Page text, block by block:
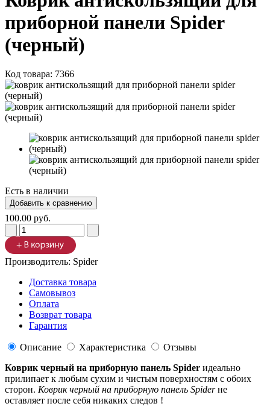
приборной панели Spider
(черный)
Код товара: 7366
Есть в наличии
100.00 руб.
Производитель: Spider
Доставка товара
Самовывоз
Оплата
Возврат товара
Гарантия
Описание Характеристика
Отзывы
Коврик черный на приборную панель Spider идеально
прилипает к любым сухим и чистым поверхностям с обоих
сторон. Коврик черный на приборную панель Spiderне
оставляет после себя никаких следов !